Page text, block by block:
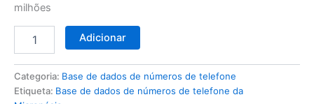
milhões
Adicionar
Categoria: Base de dados de números de telefone
Etiqueta: Base de dados de números de telefone da